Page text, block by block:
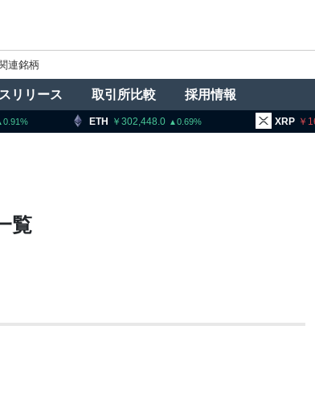
連銘柄
リリース 取引所比較 採用情報
ETH 302,448.0 0.69 XRP 161.02
覧